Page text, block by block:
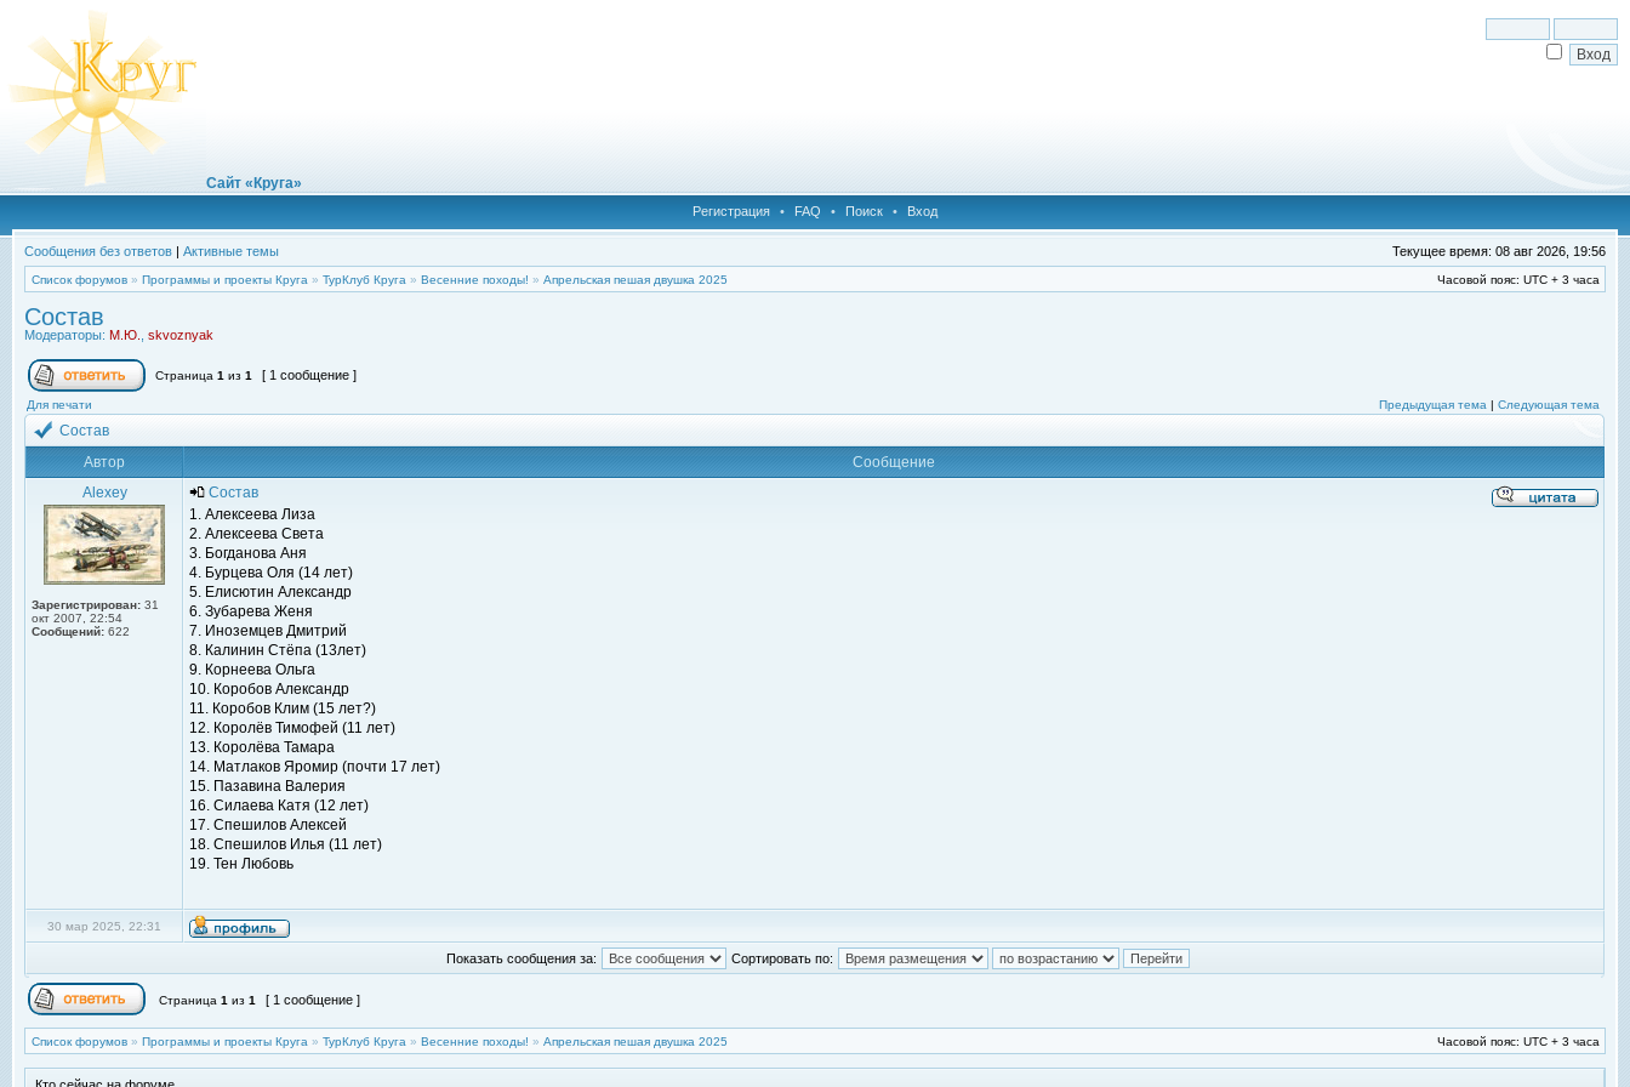
Сайт «Круга»
Регистрация • FAQ • Поиск • Вход
Сообщения без ответов | Активные темы Текущее время: 08 авг 2026, 19:56
Список форумов » Программы и проекты Круга » ТурКлуб Круга » Весенние походы! » Апрельская пешая двушка 2025 Часовой пояс: UTC + 3 часа
Состав
Модераторы: М.Ю. skvoznyak
Страница 1 из 1 [ 1 сообщение ]
Для печати Предыдущая тема | Следующая тема
Состав
Автор
Сообщение
Alexey
Зарегистрирован: 31
окт 2007, 22:54
Сообщений: 622
Состав
1. Алексеева Лиза
2. Алексеева Света
3. Богданова Аня
4. Бурцева Оля (14 лет)
5. Елисютин Александр
6. Зубарева Женя
7. Иноземцев Дмитрий
8. Калинин Стёпа (13лет)
9. Корнеева Ольга
10. Коробов Александр
11. Коробов Клим (15 лет?)
12. Королёв Тимофей (11 лет)
13. Королёва Тамара
14. Матлаков Яромир (почти 17 лет)
15. Пазавина Валерия
16. Силаева Катя (12 лет)
17. Спешилов Алексей
18. Спешилов Илья (11 лет)
19. Тен Любовь
30 мар 2025, 22:31
Показать сообщения за: Сортировать по:
Страница 1 из 1 [ 1 сообщение ]
Список форумов » Программы и проекты Круга » ТурКлуб Круга » Весенние походы! » Апрельская пешая двушка 2025 Часовой пояс: UTC + 3 часа